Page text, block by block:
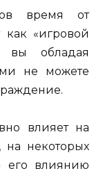
время от
как «игровой
вы обладая
не можете
влияет на
на некоторых
его влиянию